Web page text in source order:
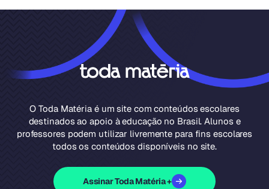
O Toda Matéria é um site com conteúdos escolares
destinados ao apoio à educação no Brasil. Alunos e
professores podem utilizar livremente para fins escolares
todos os conteúdos disponíveis no site.
Assinar Toda Matéria +